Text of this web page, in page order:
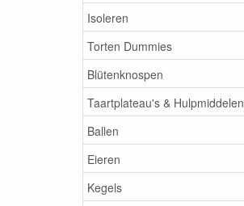
Isoleren
Torten Dummies
Blütenknospen
Taartplateau's & Hulpmiddelen
Ballen
Eieren
Kegels